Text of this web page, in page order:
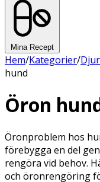
Mina Recept
Hem/Kategorier/Djur
hund
Öron
Öronproblem hos
förebygga en del
rengöra vid behov.
och öronrengöring